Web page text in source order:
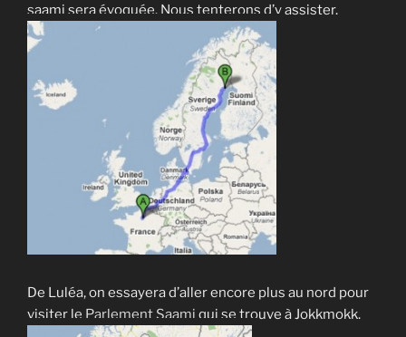
saami sera évoquée. Nous tenterons d’y assister.
De Luléa, on essayera d’aller encore plus au nord pour
visiter le Parlement Saami qui se trouve à Jokkmokk.